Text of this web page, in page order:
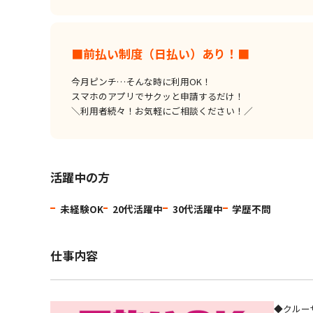
■前払い制度（日払い）あり！■
今月ピンチ…そんな時に利用OK！
スマホのアプリでサクッと申請するだけ！
＼利用者続々！お気軽にご相談ください！／
活躍中の方
未経験OK 20代活躍中 30代活躍中 学歴不問
仕事内容
◆クルー